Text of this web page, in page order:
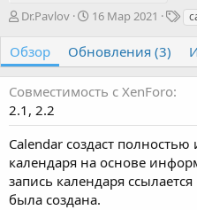
А
т
о
р
Dr.Pavlov
Д
т
а
с
о
д
а
н
я
16 Мар 2021
Т
и
Обзор Обновления (3)
Совместимость с XenForo
2.1 2.2
Calendar создаст
календаря на основе
запись календаря
была создана.